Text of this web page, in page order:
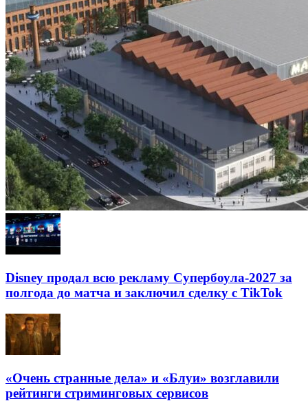
Disney продал всю рекламу Супербоула-2027 за
полгода до матча и заключил сделку с TikTok
«Очень странные дела» и «Блуи» возглавили
рейтинги стриминговых сервисов